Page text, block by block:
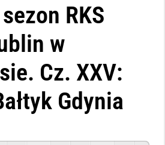
RKS
w
Cz. XXV:
Gdynia